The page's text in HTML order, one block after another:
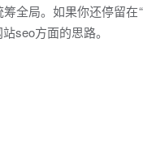
全局。如果你还停留
seo方面的思路。